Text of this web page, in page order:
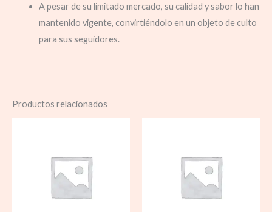
A pesar de su limitado mercado, su calidad y sabor lo han
mantenido vigente, convirtiéndolo en un objeto de culto
para sus seguidores.
Productos relacionados